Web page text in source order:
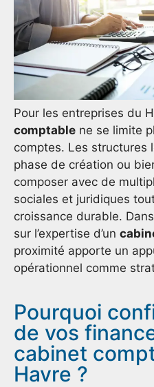
Pour les entreprises du
comptable ne se limite
comptes. Les structures
phase de création ou
composer avec de
sociales et juridiques
croissance durable.
sur l’expertise d’un
proximité apporte un
opérationnel comme
Pourquoi
de vos
cabinet
Havre ?